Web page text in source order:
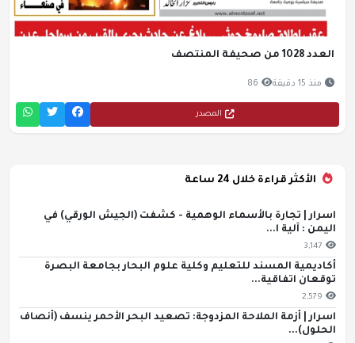
العدد 1028 من صحيفة المنتصف
منذ 15 دقيقة 86
المصدر
الأكثر قراءة خلال 24 ساعة
اسرار | تجارة بالأسماء الوهمية - كشفت (الجيش الورقي) في
اليمن : آلية ا...
3,147
أكاديمية المسند للتعليم وكلية علوم البحار بجامعة البصرة
توقعان اتفاقية...
2,579
اسرار | أزمة الملاحة المزدوجة: تصعيد البحر الأحمر ينسف (أنصاف
الحلول)...